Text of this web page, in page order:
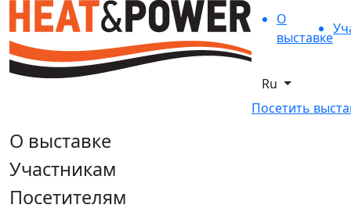
О
выставке
Ru
Посетить
О выставке
Участникам
Посетителям